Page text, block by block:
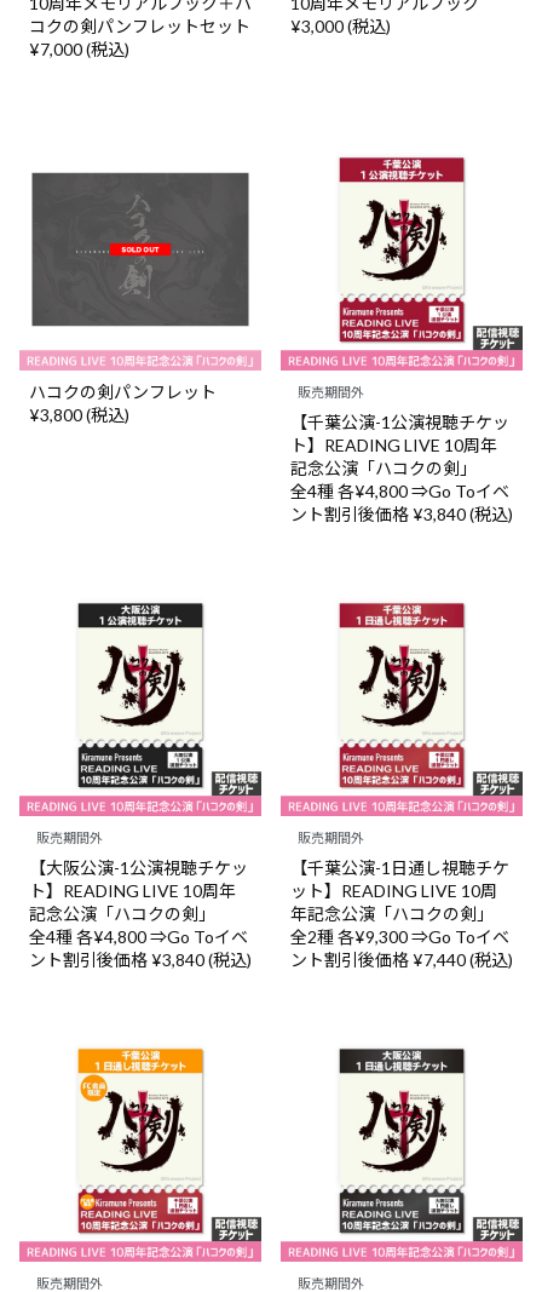
コクの剣パンフレットセット
¥7,000 (税込)
¥3,000 (税込)
ハコクの剣パンフレット
¥3,800 (税込)
販売期間外
【千葉公演-1公演視聴チケッ
ト】READING LIVE 10周年
記念公演「ハコクの剣」
全4種 各¥4,800 ⇒Go Toイベ
ント割引後価格 ¥3,840 (税込)
販売期間外
【大阪公演-1公演視聴チケッ
ト】READING LIVE 10周年
記念公演「ハコクの剣」
全4種 各¥4,800 ⇒Go Toイベ
ント割引後価格 ¥3,840 (税込)
販売期間外
【千葉公演-1日通し視聴チケ
ット】READING LIVE 10周
年記念公演「ハコクの剣」
全2種 各¥9,300 ⇒Go Toイベ
ント割引後価格 ¥7,440 (税込)
販売期間外 販売期間外